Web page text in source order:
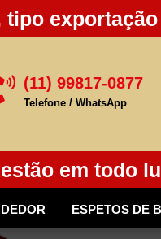
(11) 99817-0877
Telefone / WhatsApp
em todo
ESPETOS DE